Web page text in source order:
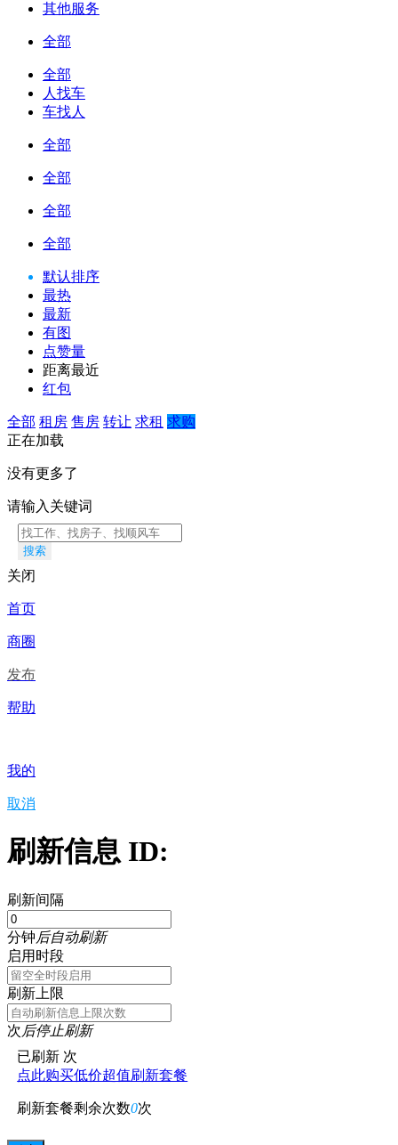
其他服务
全部
全部
人找车
车找人
全部
全部
全部
全部
默认排序
最热
最新
有图
点赞量
距离最近
红包
全部 租房 售房 转让 求租 求购
正在加载
没有更多了
请输入关键词
搜索
关闭
首页
商圈
发布
帮助
我的
取消
刷新信息 ID:
刷新间隔
分钟后自动刷新
启用时段
刷新上限
次后停止刷新
已刷新 次
点此购买低价超值刷新套餐
刷新套餐剩余次数0次